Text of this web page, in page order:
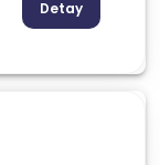
Detay